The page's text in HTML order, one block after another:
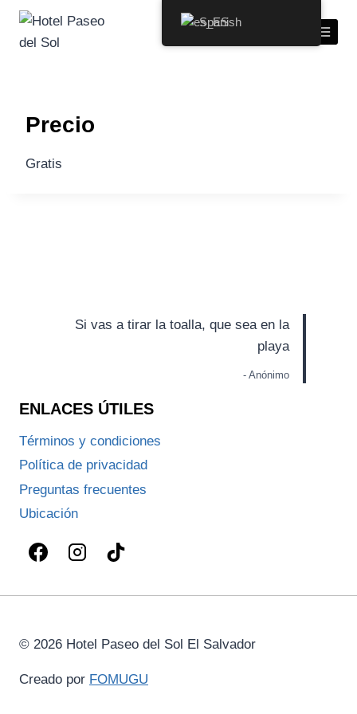
Precio
Gratis
Si vas a tirar la toalla, que sea en la
playa
- Anónimo
ENLACES ÚTILES
Términos y condiciones
Política de privacidad
Preguntas frecuentes
Ubicación
© 2026 Hotel Paseo del Sol El Salvador
Creado por FOMUGU
Spanish